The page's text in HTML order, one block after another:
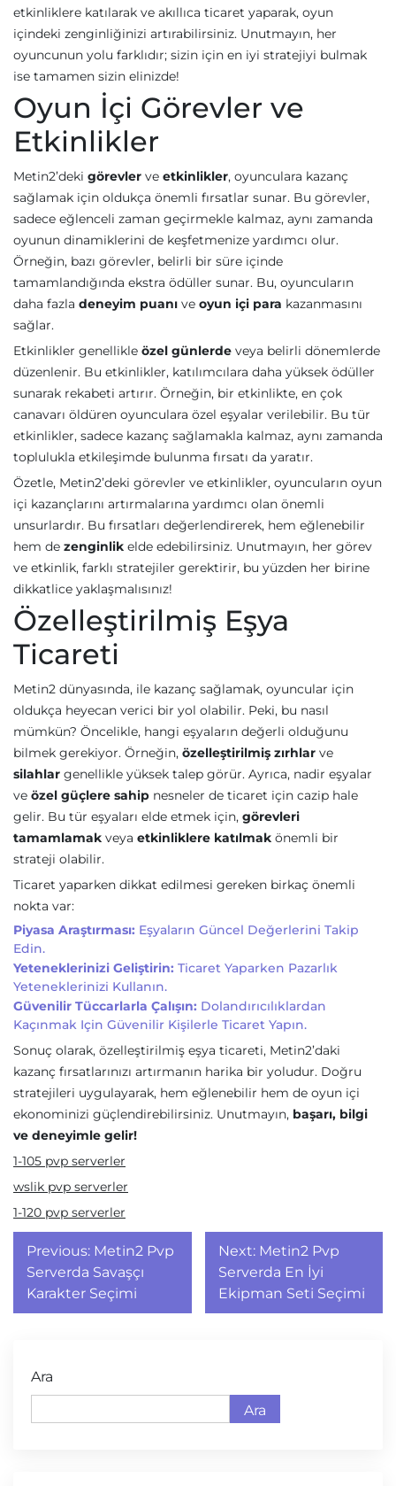
etkinliklere katılarak ve akıllıca ticaret yaparak, oyun
içindeki zenginliğinizi artırabilirsiniz. Unutmayın, her
oyuncunun yolu farklıdır; sizin için en iyi stratejiyi bulmak
ise tamamen sizin elinizde!
Oyun İçi Görevler ve
Etkinlikler
Metin2’deki görevler ve etkinlikler, oyunculara kazanç
sağlamak için oldukça önemli fırsatlar sunar. Bu görevler,
sadece eğlenceli zaman geçirmekle kalmaz, aynı zamanda
oyunun dinamiklerini de keşfetmenize yardımcı olur.
Örneğin, bazı görevler, belirli bir süre içinde
tamamlandığında ekstra ödüller sunar. Bu, oyuncuların
daha fazla deneyim puanı ve oyun içi para kazanmasını
sağlar.
Etkinlikler genellikle özel günlerde veya belirli dönemlerde
düzenlenir. Bu etkinlikler, katılımcılara daha yüksek ödüller
sunarak rekabeti artırır. Örneğin, bir etkinlikte, en çok
canavarı öldüren oyunculara özel eşyalar verilebilir. Bu tür
etkinlikler, sadece kazanç sağlamakla kalmaz, aynı zamanda
toplulukla etkileşimde bulunma fırsatı da yaratır.
Özetle, Metin2’deki görevler ve etkinlikler, oyuncuların oyun
içi kazançlarını artırmalarına yardımcı olan önemli
unsurlardır. Bu fırsatları değerlendirerek, hem eğlenebilir
hem de zenginlik elde edebilirsiniz. Unutmayın, her görev
ve etkinlik, farklı stratejiler gerektirir, bu yüzden her birine
dikkatlice yaklaşmalısınız!
Özelleştirilmiş Eşya
Ticareti
Metin2 dünyasında, ile kazanç sağlamak, oyuncular için
oldukça heyecan verici bir yol olabilir. Peki, bu nasıl
mümkün? Öncelikle, hangi eşyaların değerli olduğunu
bilmek gerekiyor. Örneğin, özelleştirilmiş zırhlar ve
silahlar genellikle yüksek talep görür. Ayrıca, nadir eşyalar
ve özel güçlere sahip nesneler de ticaret için cazip hale
gelir. Bu tür eşyaları elde etmek için, görevleri
tamamlamak veya etkinliklere katılmak önemli bir
strateji olabilir.
Ticaret yaparken dikkat edilmesi gereken birkaç önemli
nokta var:
Piyasa Araştırması: Eşyaların Güncel Değerlerini Takip
Edin.
Yeteneklerinizi Geliştirin: Ticaret Yaparken Pazarlık
Yeteneklerinizi Kullanın.
Güvenilir Tüccarlarla Çalışın: Dolandırıcılıklardan
Kaçınmak Için Güvenilir Kişilerle Ticaret Yapın.
Sonuç olarak, özelleştirilmiş eşya ticareti, Metin2’daki
kazanç fırsatlarınızı artırmanın harika bir yoludur. Doğru
stratejileri uygulayarak, hem eğlenebilir hem de oyun içi
ekonominizi güçlendirebilirsiniz. Unutmayın, başarı, bilgi
ve deneyimle gelir!
1-105 pvp serverler
wslik pvp serverler
1-120 pvp serverler
Yazı
gezinmesi
Previous: Metin2 Pvp
Serverda Savaşçı
Karakter Seçimi
Next: Metin2 Pvp
Serverda En İyi
Ekipman Seti Seçimi
Ara
Ara